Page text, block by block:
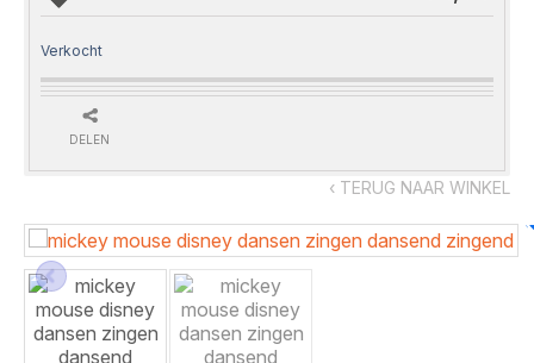
‹ TERUG NAAR WINKEL
Verkocht
DELEN